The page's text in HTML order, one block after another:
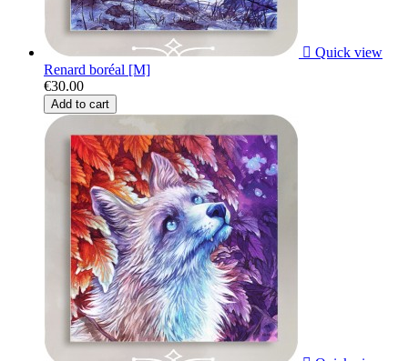
 Quick view
Renard boréal [M]
€30.00
Add to cart